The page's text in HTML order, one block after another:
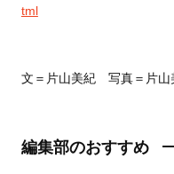
tml
文＝片山美紀 写真＝片山
編集部のおすすめ